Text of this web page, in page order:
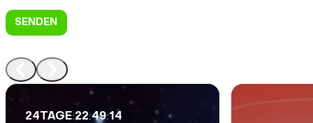
24TAGE:22:49:12